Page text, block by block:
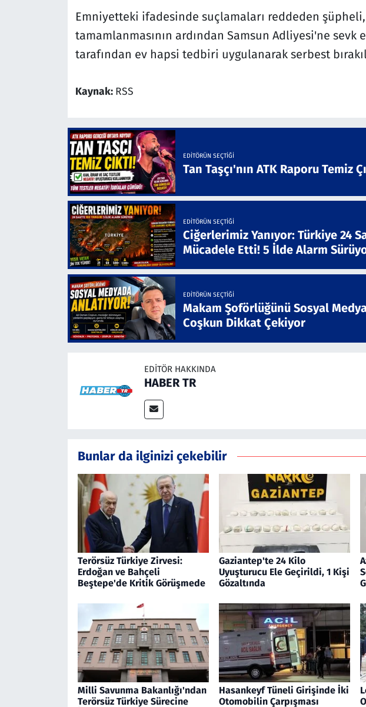
Emniyetteki ifadesinde suçlamaları reddeden
tamamlanmasının ardından Samsun Adliyesi'ne sevk
tarafından ev hapsi tedbiri uygulanarak serbest
Kaynak: RSS
EDITÖRÜN SEÇTIĞI
Tan Taşçı'nın ATK Raporu Temiz
EDITÖRÜN SEÇTIĞI
Ciğerlerimiz Yanıyor: Türkiye 24
Mücadele Etti! 5 İlde Alarm
EDITÖRÜN SEÇTIĞI
Makam Şoförlüğünü Sosyal
Coşkun Dikkat Çekiyor
EDITÖR HAKKINDA
HABER TR
Bunlar da ilginizi çekebilir
Terörsüz Türkiye Zirvesi:
Erdoğan ve Bahçeli
Beştepe'de Kritik Görüşmede
Gaziantep'te 24 Kilo
Uyuşturucu Ele Geçirildi, 1 Kişi
Gözaltında
Milli Savunma Bakanlığı'ndan
Terörsüz Türkiye Sürecine
Hasankeyf Tüneli Girişinde İki
Otomobilin Çarpışması